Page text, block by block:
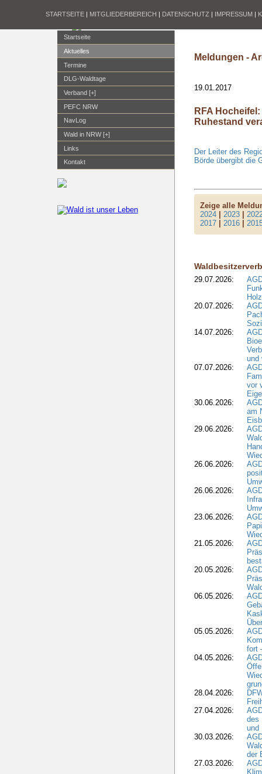
STARTSEITE | MITGLIEDERBEREICH | DATENSCHUTZ | IMPRESSUM |
Startseite
Aktuelles
Termine
DLG-Waldtage
Verband [+]
PEFC NRW
NavLog
Wald in NRW [+]
Links
Kontakt
Meldungen -
19.01.2017
RFA
Ruhestand
Der Leiter des
Börde übergibt die
Zeige alle
2024 |2023 |
2017 |2016 |
29.07.2026:
20.07.2026:
14.07.2026:
und
07.07.2026:
vor
30.06.2026:
am
29.06.2026:
26.06.2026:
26.06.2026:
23.06.2026:
21.05.2026:
20.05.2026:
06.05.2026:
05.05.2026:
fort
04.05.2026:
28.04.2026:
27.04.2026:
des
und
30.03.2026:
der
27.03.2026: